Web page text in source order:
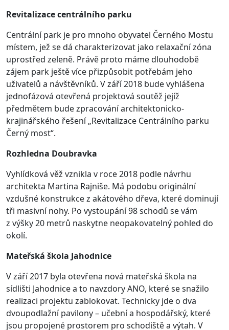
Revitalizace centrálního parku
Centrální park je pro mnoho obyvatel Černého Mostu
místem, jež se dá charakterizovat jako relaxační zóna
uprostřed zeleně. Právě proto máme dlouhodobě
zájem park ještě více přizpůsobit potřebám jeho
uživatelů a návštěvníků. V září 2018 bude vyhlášena
jednofázová otevřená projektová soutěž jejíž
předmětem bude zpracování architektonicko-
krajinářského řešení „Revitalizace Centrálního parku
Černý most“.
Rozhledna Doubravka
Vyhlídková věž vznikla v roce 2018 podle návrhu
architekta Martina Rajniše. Má podobu originální
vzdušné konstrukce z akátového dřeva, které dominují
tři masivní nohy. Po vystoupání 98 schodů se vám
z výšky 20 metrů naskytne neopakovatelný pohled do
okolí.
Mateřská škola Jahodnice
V září 2017 byla otevřena nová mateřská škola na
sídlišti Jahodnice a to navzdory ANO, které se snažilo
realizaci projektu zablokovat. Technicky jde o dva
dvoupodlažní pavilony – učební a hospodářský, které
jsou propojené prostorem pro schodiště a výtah. V